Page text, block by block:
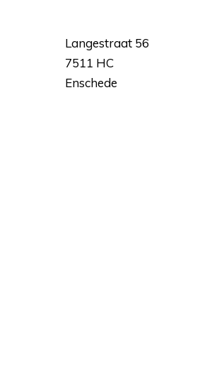
Langestraat 56
7511 HC
Enschede